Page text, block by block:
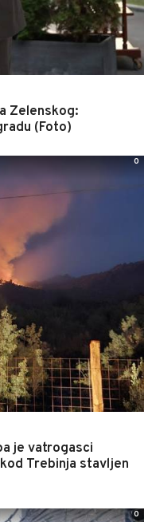
Zelenskog:
(Foto)
je vatrogasci
Trebinja stavljen
0
0